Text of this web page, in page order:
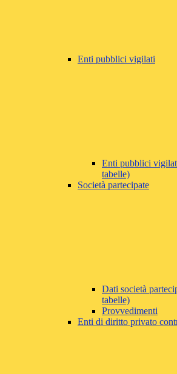
Enti pubblici vigilati
Enti pubblici
tabelle)
Società partecipate
Dati società
tabelle)
Provvedimenti
Enti di diritto privato